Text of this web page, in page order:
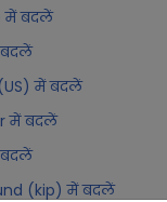
में बदलें
बदलें
में बदलें
में बदलें
बदलें
(kip) में बदलें